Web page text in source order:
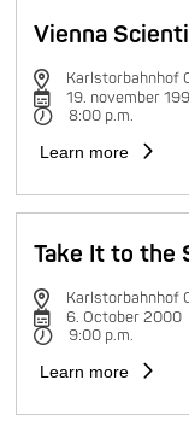
Vienna
Karlstorbahnhof
19. november
8:00 p.m.
Learn more
Take It to the
Karlstorbahnhof
6. October 2000
9:00 p.m.
Learn more